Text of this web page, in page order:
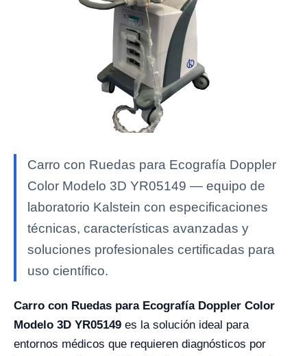
Carro con Ruedas para Ecografía Doppler
Color Modelo 3D YR05149 — equipo de
laboratorio Kalstein con especificaciones
técnicas, características avanzadas y
soluciones profesionales certificadas para
uso científico.
Carro con Ruedas para Ecografía Doppler Color
Modelo 3D YR05149 es la solución ideal para
entornos médicos que requieren diagnósticos por